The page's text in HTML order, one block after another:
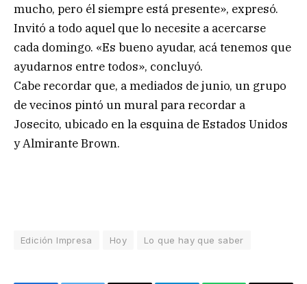
mucho, pero él siempre está presente», expresó.
Invitó a todo aquel que lo necesite a acercarse
cada domingo. «Es bueno ayudar, acá tenemos que
ayudarnos entre todos», concluyó.
Cabe recordar que, a mediados de junio, un grupo
de vecinos pintó un mural para recordar a
Josecito, ubicado en la esquina de Estados Unidos
y Almirante Brown.
Edición Impresa Hoy Lo que hay que saber